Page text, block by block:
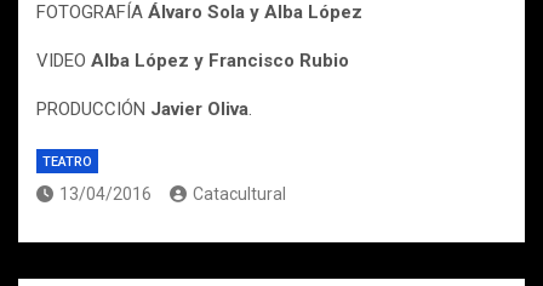
FOTOGRAFÍA Álvaro Sola y Alba López
VIDEO Alba López y Francisco Rubio
PRODUCCIÓN Javier Oliva.
TEATRO
13/04/2016 Catacultural